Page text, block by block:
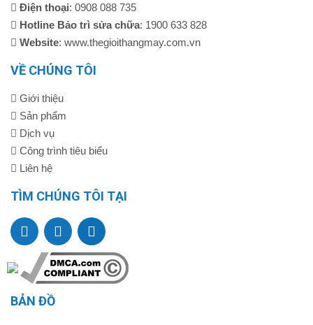
Điện thoại: 0908 088 735
Hotline Bảo trì sửa chữa: 1900 633 828
Website: www.thegioithangmay.com.vn
VỀ CHÚNG TÔI
Giới thiệu
Sản phẩm
Dịch vụ
Công trình tiêu biểu
Liên hệ
TÌM CHÚNG TÔI TẠI
BẢN ĐỒ